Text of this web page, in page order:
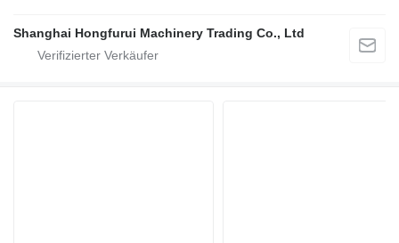
Shanghai Hongfurui Machinery Trading Co., Ltd